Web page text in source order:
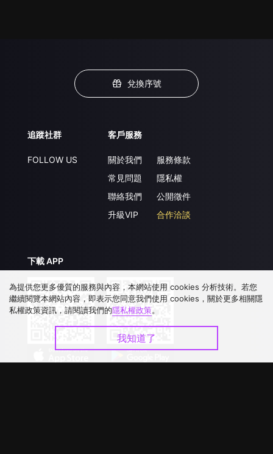
兌換序號
追蹤社群
FOLLOW US
客戶服務
關於我們
常見問題
聯絡我們
升級VIP
服務條款
隱私權
公開徵件
合作洽談
下載 APP
為提供您更多優質的服務與內容，本網站使用 cookies 分析技術。若您
繼續閱覽本網站內容，即表示您同意我們使用 cookies，關於更多相關隱
私權政策資訊，請閱讀我們的隱私權政策。
我知道了